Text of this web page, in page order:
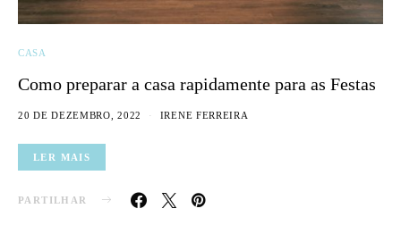
CASA
Como preparar a casa rapidamente para as Festas
20 DE DEZEMBRO, 2022 IRENE FERREIRA
LER MAIS
PARTILHAR